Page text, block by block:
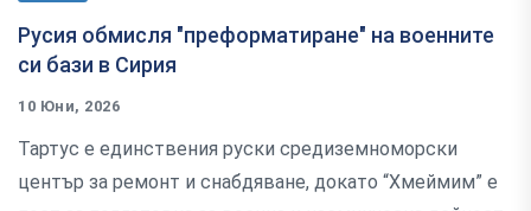
Русия обмисля "преформатиране" на военните
си бази в Сирия
10 Юни, 2026
Тартус е единствения руски средиземноморски
център за ремонт и снабдяване, докато “Хмеймим” е